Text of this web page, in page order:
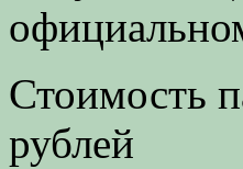
Стоимость
рублей